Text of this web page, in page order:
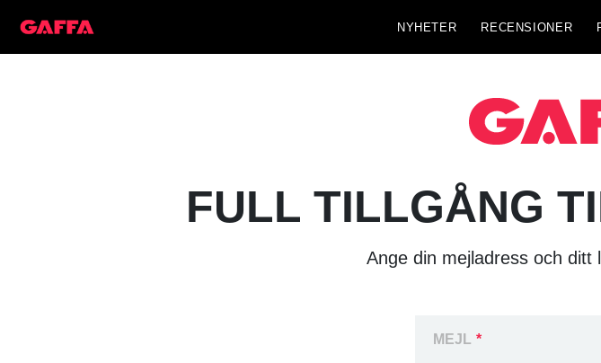
NYHETER RECENSIONER
FULL TILLGÅNG
Ange din mejladress och
MEJL *